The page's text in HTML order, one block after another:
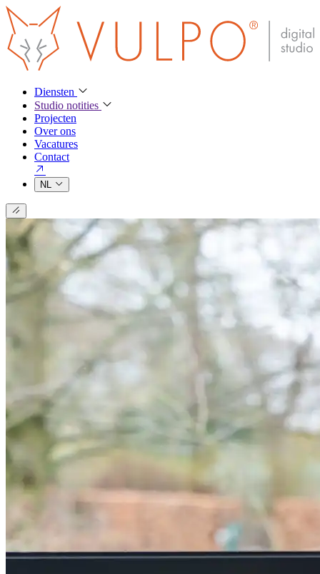
Diensten
Studio notities
Projecten
Over ons
Vacatures
Contact
NL